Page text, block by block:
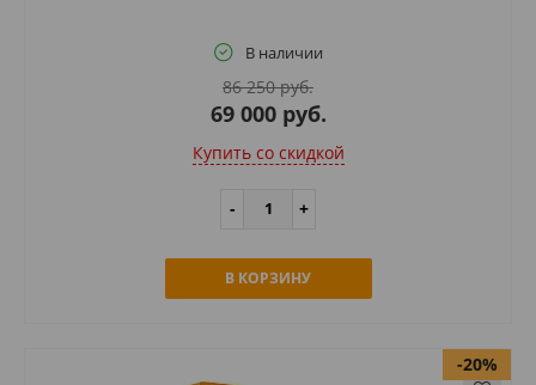
В наличии
86 250 руб.
69 000 руб.
Купить cо скидкой
В КОРЗИНУ
-20%